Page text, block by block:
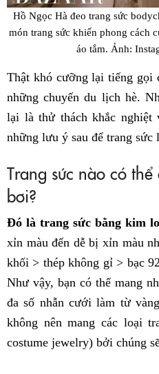
Hồ Ngọc Hà đeo trang sức
món trang sức khiến phong cách
áo tắm. Ảnh:
Thật khó cưỡng lại tiếng gọi
những chuyến du lịch hè.
lại là thử thách khắc
những lưu ý sau để trang sức
Trang sức nào có
bơi?
Đó là trang sức bằng kim
xỉn màu đến dễ bị xỉn màu
khối > thép không gỉ > bạc
Như vậy, bạn có thể mang
đa số nhẫn cưới làm từ
không nên mang các loại
costume jewelry) bởi chúng